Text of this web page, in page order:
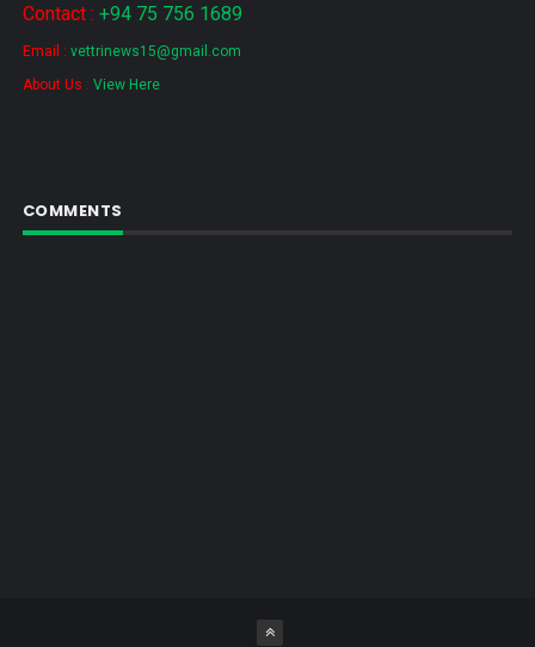
Contact : +94 75 756 1689
Email : vettrinews15@gmail.com
About Us : View Here
COMMENTS